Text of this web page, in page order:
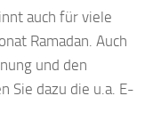
auch für viele
Ramadan. Auch
und den
Sie dazu die u.a. E-